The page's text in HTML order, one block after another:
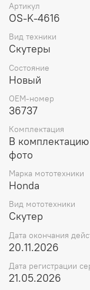
Артикул
OS-K-4616
Вид техники
Скутеры
Состояние
Новый
OEM-номер
36737
Комплектация
В комплектацию
фото
Марка мототехники
Honda
Вид мототехники
Скутер
Дата окончания
20.11.2026
Дата регистрации
21.05.2026